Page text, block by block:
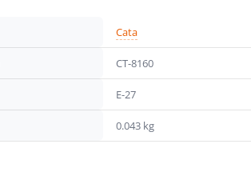
Cata
CT-8160
E-27
0.043 kg